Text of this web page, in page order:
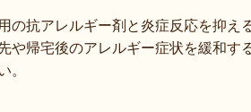
の抗アレルギー剤と炎症反応を抑え
や帰宅後のアレルギー症状を緩和す
。